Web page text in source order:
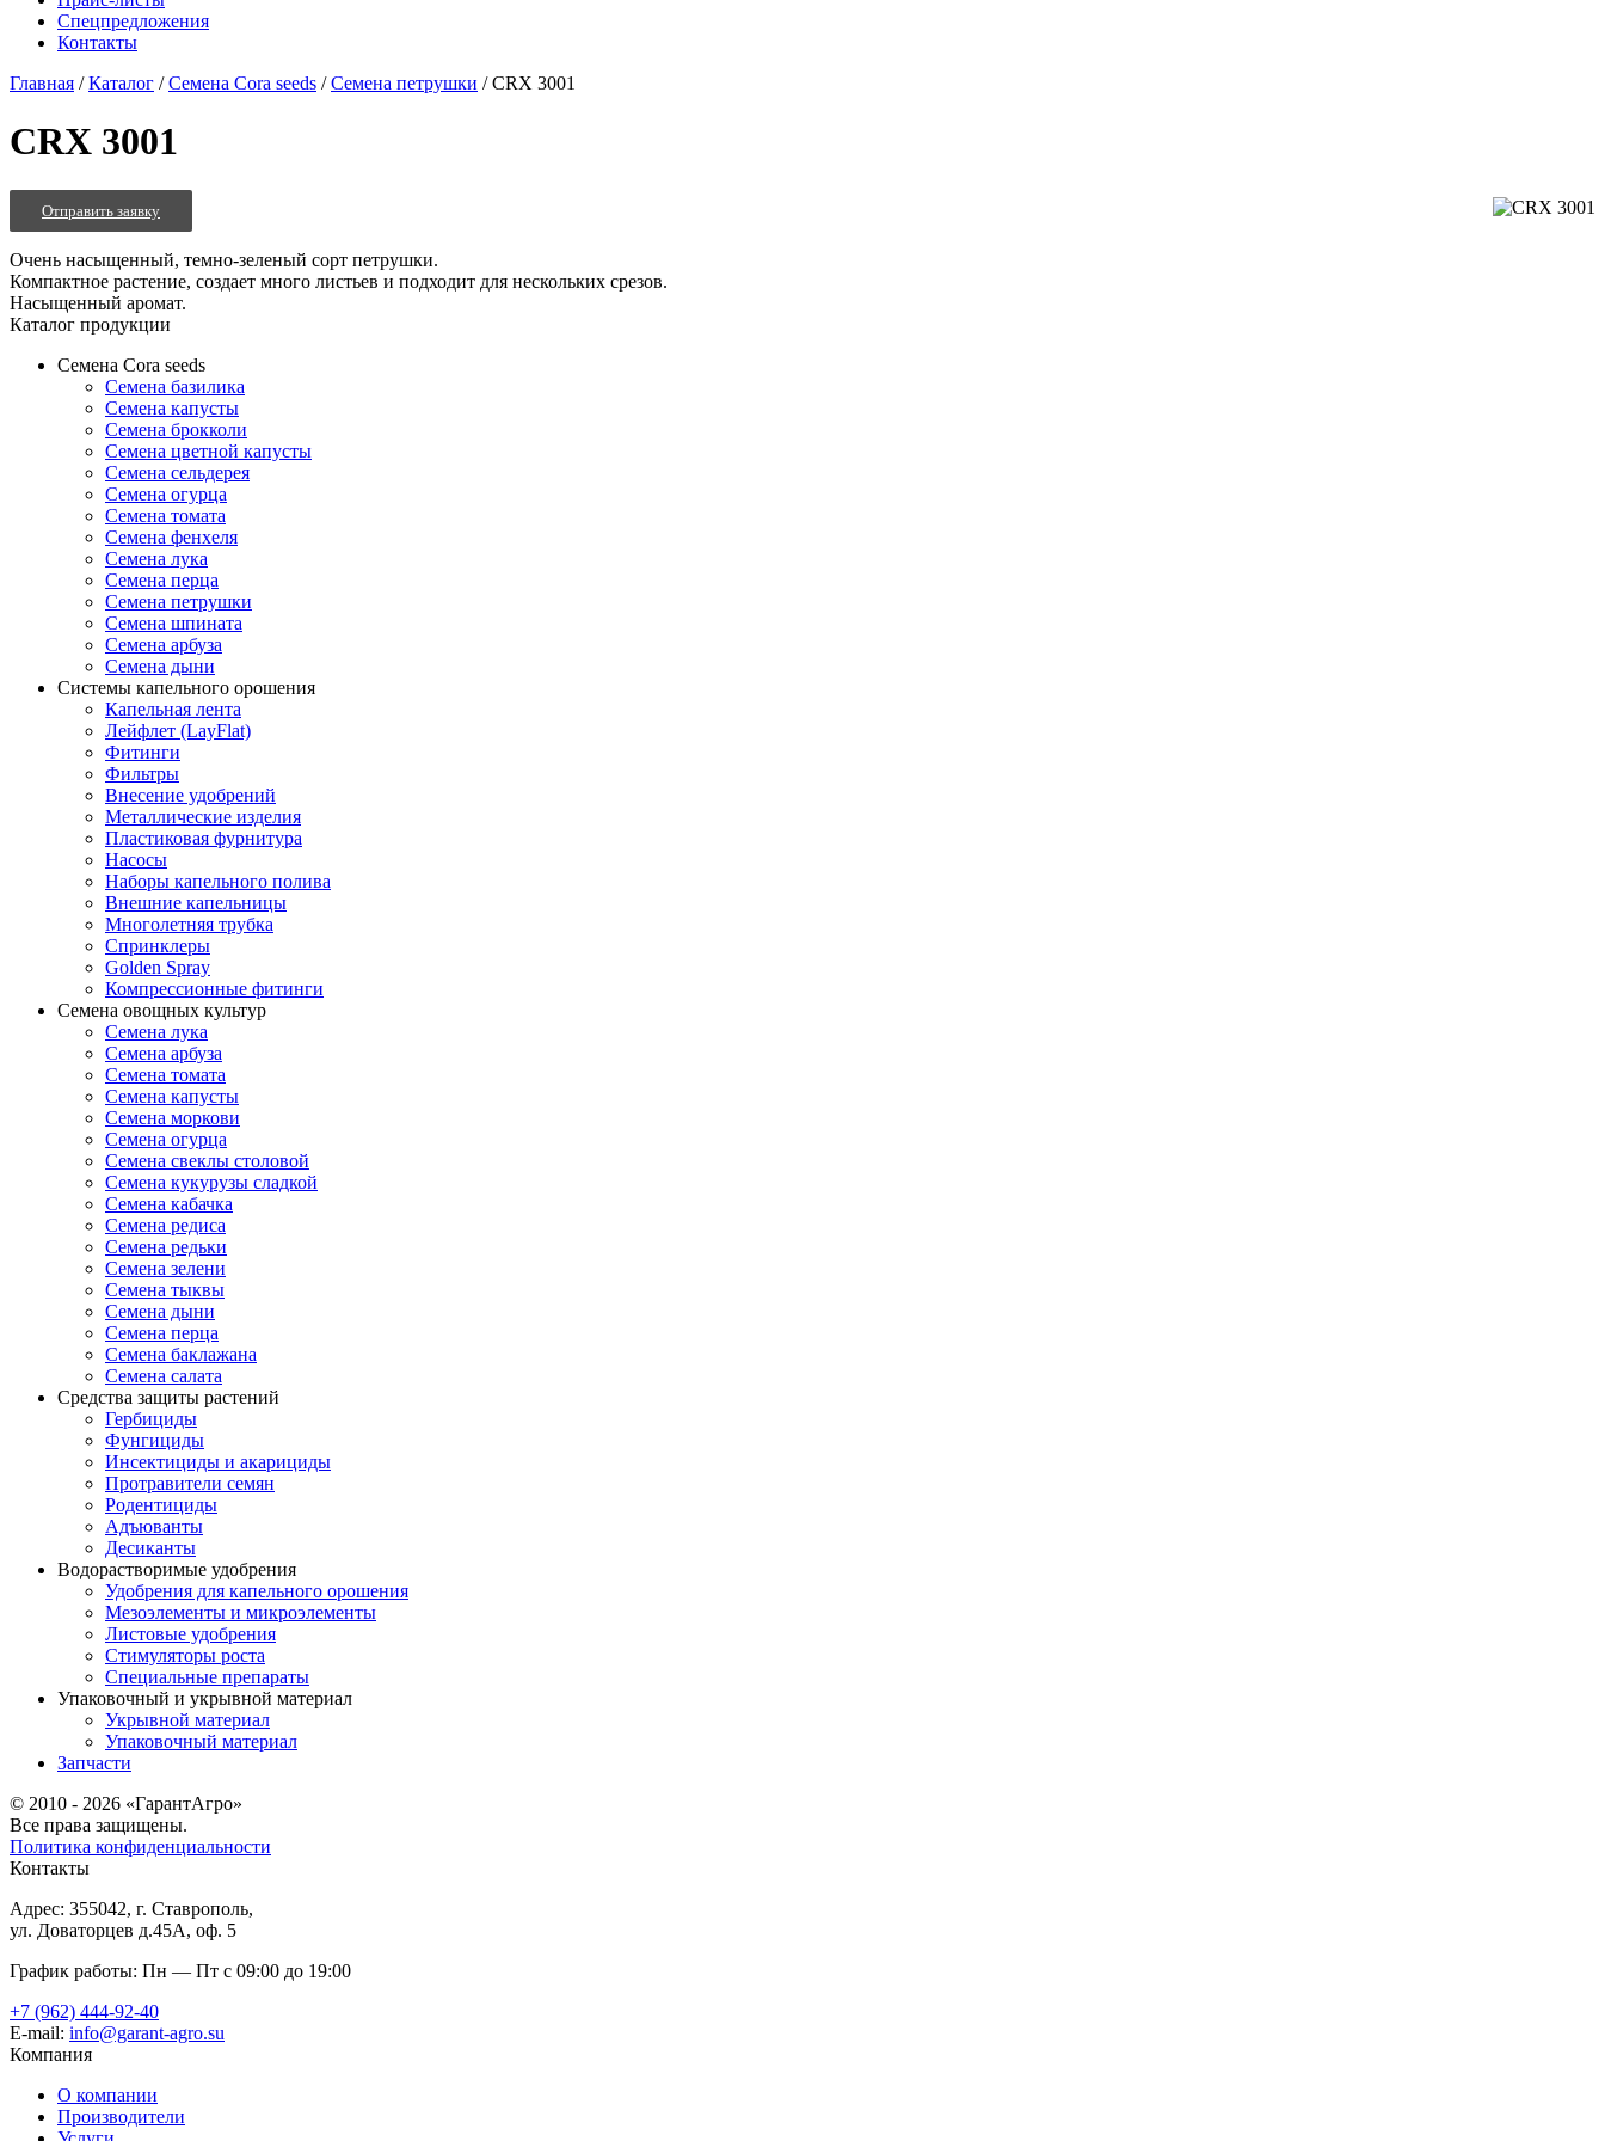
Спецпредложения
Контакты
Главная /Каталог /Семена Cora seeds /Семена петрушки /CRX 3001
CRX 3001
Отправить заявку
Очень насыщенный, темно-зеленый сорт петрушки.
Компактное растение, создает много листьев и подходит для нескольких срезов.
Насыщенный аромат.
Каталог продукции
Семена Cora seeds
Семена базилика
Семена капусты
Семена брокколи
Семена цветной капусты
Семена сельдерея
Семена огурца
Семена томата
Семена фенхеля
Семена лука
Семена перца
Семена петрушки
Семена шпината
Семена арбуза
Семена дыни
Системы капельного орошения
Капельная лента
Лейфлет (LayFlat)
Фитинги
Фильтры
Внесение удобрений
Металлические изделия
Пластиковая фурнитура
Насосы
Наборы капельного полива
Внешние капельницы
Многолетняя трубка
Спринклеры
Golden Spray
Компрессионные фитинги
Семена овощных культур
Семена лука
Семена арбуза
Семена томата
Семена капусты
Семена моркови
Семена огурца
Семена свеклы столовой
Семена кукурузы сладкой
Семена кабачка
Семена редиса
Семена редьки
Семена зелени
Семена тыквы
Семена дыни
Семена перца
Семена баклажана
Семена салата
Средства защиты растений
Гербициды
Фунгициды
Инсектициды и акарициды
Протравители семян
Родентициды
Адъюванты
Десиканты
Водорастворимые удобрения
Удобрения для капельного орошения
Мезоэлементы и микроэлементы
Листовые удобрения
Стимуляторы роста
Специальные препараты
Упаковочный и укрывной материал
Укрывной материал
Упаковочный материал
Запчасти
© 2010 - 2026 «ГарантАгро»
Все права защищены.
Политика конфиденциальности
Контакты
Адрес: 355042, г. Ставрополь,
ул. Доваторцев д.45А, оф. 5
График работы: Пн — Пт с 09:00 до 19:00
+7 (962) 444-92-40
E-mail: info@garant-agro.su
Компания
О компании
Производители